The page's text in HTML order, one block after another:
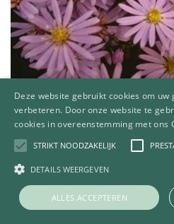
Deze website gebruikt cookies om
verbeteren. Door onze website te
cookies in overeenstemming met ons
STRIKT NOODZAKELIJK
DETAILS WEERGEVEN
ALLES ACCEPTEREN